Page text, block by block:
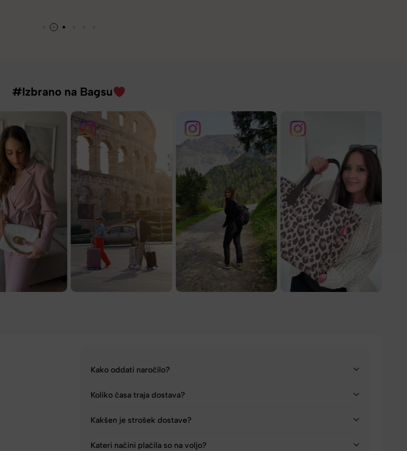
#Izbrano na Bagsu
Kako oddati naročilo?
Koliko časa traja dostava?
Kakšen je strošek dostave?
Kateri načini plačila so na voljo?